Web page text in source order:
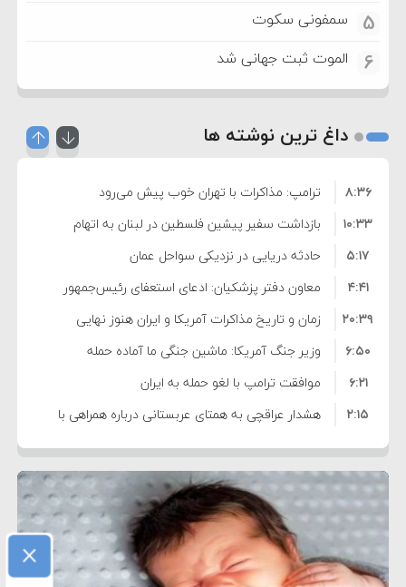
5 سمفونی سکوت
6 الموت ثبت جهانی شد
داغ ترین نوشته ها
ترامپ: مذاکرات با تهران خوب پیش می‌رود
۸:۳۶
بازداشت سفیر پیشین فلسطین در لبنان به اتهام
فساد و اختلاس اموال
۱۰:۳۳
حادثه دریایی در نزدیکی سواحل عمان
۵:۱۷
معاون دفتر پزشکیان: ادعای استعفای رئیس‌جمهور
واهی و کذب محض است
۴:۴۱
زمان و تاریخ مذاکرات آمریکا و ایران هنوز نهایی
نشده است
۲۰:۳۹
وزیر جنگ آمریکا: ماشین جنگی ما آماده حمله
نظامی علیه ایران است
۶:۵۰
موافقت ترامپ با لغو حمله به ایران
۶:۲۱
هشدار عراقچی به همتای عربستانی درباره همراهی با
آمریکا
۲:۱۵
مقام ارشد امنیتی: برنامه گسترده‌ای برای پاسخ به
دیوانگی آمریکا داریم
۷:۱۰
ترامپ دستور حملات جدید علیه ایران را صادر کرد
۵:۴۵
سپاه: دو نفتکش متخلف مورد اصابت قرار گرفته و
متوقف شدند
۱۲:۵۹
ترامپ مدعی توافق تاریخی برای خلع سلاح کامل
حماس شد
۸:۵۷
اعتراض عراقچی به همتای بلغارستانی به دلیل کمک
۱۶:۱۹
×